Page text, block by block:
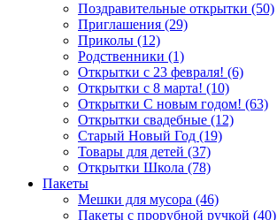
Поздравительные открытки (50)
Приглашения (29)
Приколы (12)
Родственники (1)
Открытки с 23 февраля! (6)
Открытки с 8 марта! (10)
Открытки С новым годом! (63)
Открытки свадебные (12)
Старый Новый Год (19)
Товары для детей (37)
Открытки Школа (78)
Пакеты
Мешки для мусора (46)
Пакеты с прорубной ручкой (40)